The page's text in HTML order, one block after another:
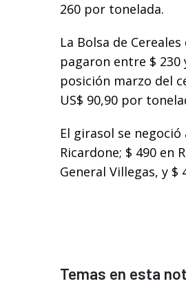
260 por tonelada.
La Bolsa de
pagaron entre $ 230
posición marzo del
US$ 90,90 por
El girasol se
Ricardone; $ 490 en
General Villegas, y $
Temas en esta